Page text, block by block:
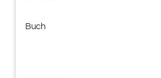
Buch